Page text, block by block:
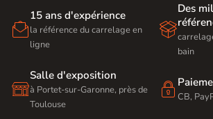

15 ans d'expérience
la référence du carrelage en
ligne

Des
bain

Salle d'exposition
à Portet-sur-Garonne, près de
Toulouse
 CB,